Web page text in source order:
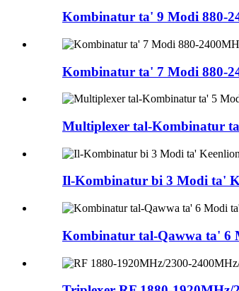
Kombinatur ta' 9 Modi 880-
Kombinatur ta' 7 Modi 880-
Multiplexer tal-Kombinatur
Il-Kombinatur bi 3 Modi ta'
Kombinatur tal-Qawwa ta' 6